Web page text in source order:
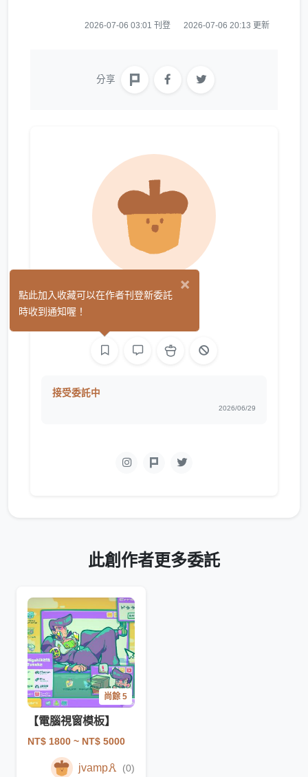
2026-07-06 03:01 刊登 2026-07-06 20:13 更新
分享
jvamp🜶
接受委託中
2026/06/29
此創作者更多委託
尚餘 5
【電腦視窗模板】
NT$ 1800 ~ NT$ 5000
jvamp🜶 (0)
×
點此加入收藏可以在作者刊登新委託
時收到通知喔！